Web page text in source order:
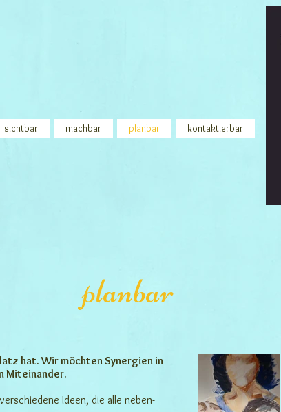
sichtbar machbar planbar kontaktierbar
planbar
hat. Wir möchten Synergien in
Miteinander.
Ideen, die alle neben-